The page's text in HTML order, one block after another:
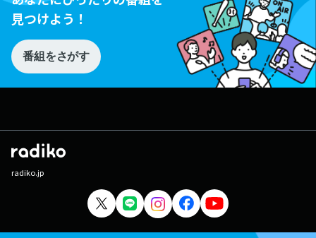
見つけよう！
番組をさがす
radiko.jp